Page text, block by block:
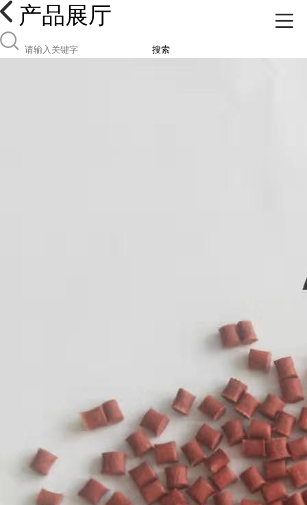
产品展厅
搜索